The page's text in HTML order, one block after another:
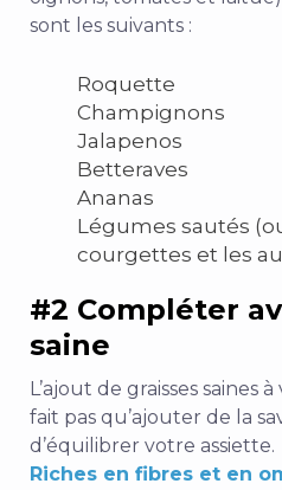
sont les suivants :
Roquette
Champignons
Jalapenos
Betteraves
Ananas
Légumes sautés
courgettes et les
#2 Compléter
saine
L’ajout de graisses
fait pas qu’ajouter de la
d’équilibrer votre assiette.
Riches en fibres et en